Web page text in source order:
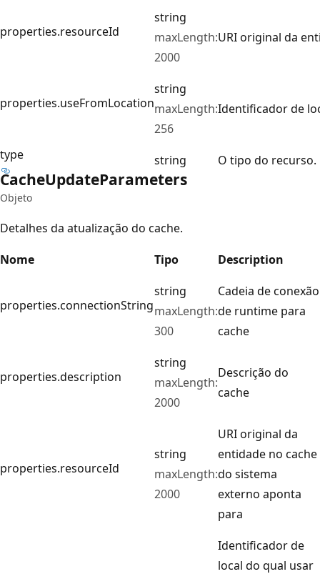
properties.resourceId
string
maxLength:
2000
URI original da
properties.useFromLocation
string
maxLength:
256
Identificador de
type string O tipo do
CacheUpdateParameters
Objeto
Detalhes da atualização do cache.
Nome
Tipo Description
properties.connectionString
string
maxLength:
300
Cadeia de conexão
de runtime para
cache
properties.description
string
maxLength:
2000
Descrição do
cache
properties.resourceId
string
maxLength:
2000
URI original da
entidade no cache
do sistema
externo aponta
para
Identificador de
local do qual usar